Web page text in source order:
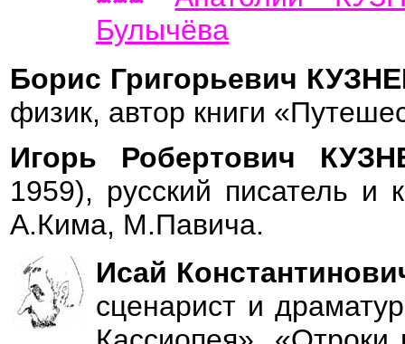
Булычёва
Борис Григорьевич
физик, автор книги
Игорь Робертович
1959), русский писатель и
А.Кима, М.Павича.
Исай
сценарист и